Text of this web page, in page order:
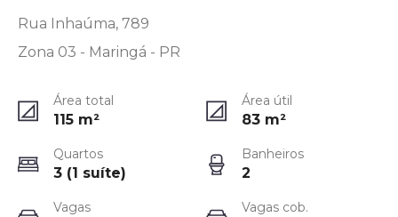
Rua Inhaúma, 789
Zona 03 - Maringá - PR
Área total
115 m²
Área útil
83 m²
Quartos
3 (1 suíte)
Banheiros
2
Vagas Vagas cob.